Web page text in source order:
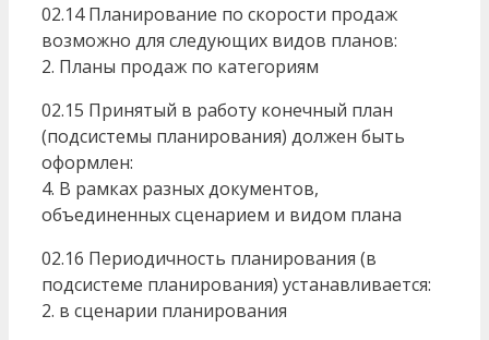
02.14 Планирование по скорости продаж
возможно для следующих видов планов:
2. Планы продаж по категориям
02.15 Принятый в работу конечный план
(подсистемы планирования) должен быть
оформлен:
4. В рамках разных документов,
объединенных сценарием и видом плана
02.16 Периодичность планирования (в
подсистеме планирования) устанавливается:
2. в сценарии планирования